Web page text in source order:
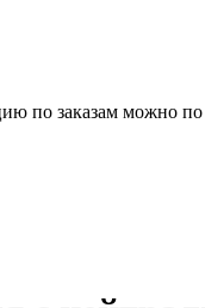
по заказам можно по